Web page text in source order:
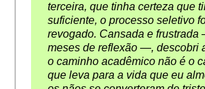
terceira, que tinha certeza que
suficiente, o processo seletivo
revogado. Cansada e frustrada
meses de reflexão —, descobri
o caminho acadêmico não é o
que leva para a vida que eu